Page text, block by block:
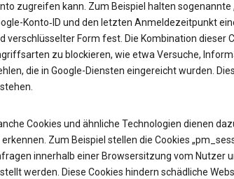
zugreifen kann. Zum Beispiel halten sogenannte
Konto‑ID und den letzten Anmeldezeitpunkt
verschlüsselter Form fest. Die Kombination dieser
zu blockieren, wie etwa Versuche,
die in Google-Diensten eingereicht wurden.
Cookies und ähnliche Technologien dienen
erkennen. Zum Beispiel stellen die Cookies
innerhalb einer Browsersitzung vom Nutzer
werden. Diese Cookies hindern schädliche